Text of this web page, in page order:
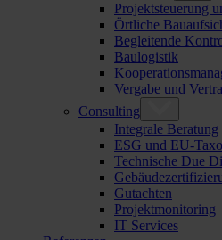
Projektsteuerung
Örtliche
Begleitende
Baulogistik
Vergabe und
Consulting
Integrale Beratung
ESG und EU-
Technische Due
Gutachten
Projektmonitoring
IT Services